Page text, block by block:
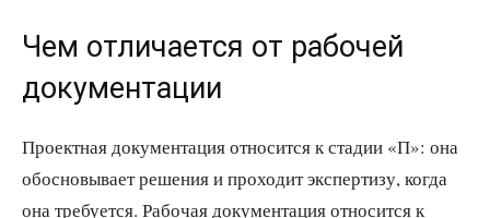
Чем отличается от рабочей
документации
Проектная документация относится к стадии «П»: она
обосновывает решения и проходит экспертизу, когда
она требуется. Рабочая документация относится к